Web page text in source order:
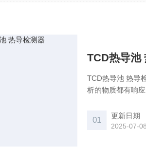
TCD热导池
TCD热导池 热导
析的物质都有响
01 更新日期
2025-07-08